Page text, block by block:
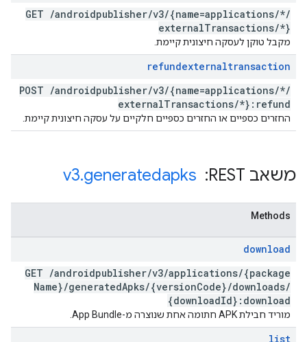
GET /androidpublisher/v3/{name=applications/*/
externalTransactions/*}
מקבל טוקן לעסקה חיצונית קיימת.
refundexternaltransaction
POST /androidpublisher/v3/{name=applications/*/
externalTransactions/*}:refund
החזרים כספיים או החזרים כספיים חלקיים על עסקה חיצונית קיימת.
משאב REST: ‏ v3.generatedapks
Methods
download
GET /androidpublisher/v3/applications/{package
Name}/generatedApks/{versionCode}/downloads/
{downloadId}:download
מוריד חבילת APK חתומה אחת שנוצרה מ-App Bundle.
list